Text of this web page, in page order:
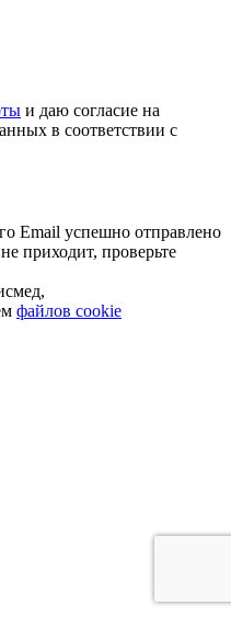
и даю согласие на
в соответствии с
Email успешно отправлено
приходит, проверьте
файлов cookie